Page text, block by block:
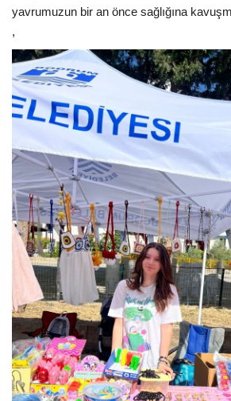
yavrumuzun bir an önce sağlığına
,